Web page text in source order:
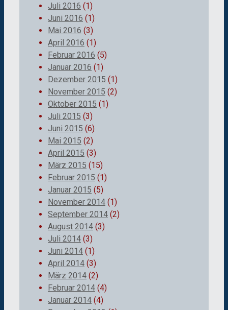
Juli 2016 (1)
Juni 2016 (1)
Mai 2016 (3)
April 2016 (1)
Februar 2016 (5)
Januar 2016 (1)
Dezember 2015 (1)
November 2015 (2)
Oktober 2015 (1)
Juli 2015 (3)
Juni 2015 (6)
Mai 2015 (2)
April 2015 (3)
März 2015 (15)
Februar 2015 (1)
Januar 2015 (5)
November 2014 (1)
September 2014 (2)
August 2014 (3)
Juli 2014 (3)
Juni 2014 (1)
April 2014 (3)
März 2014 (2)
Februar 2014 (4)
Januar 2014 (4)